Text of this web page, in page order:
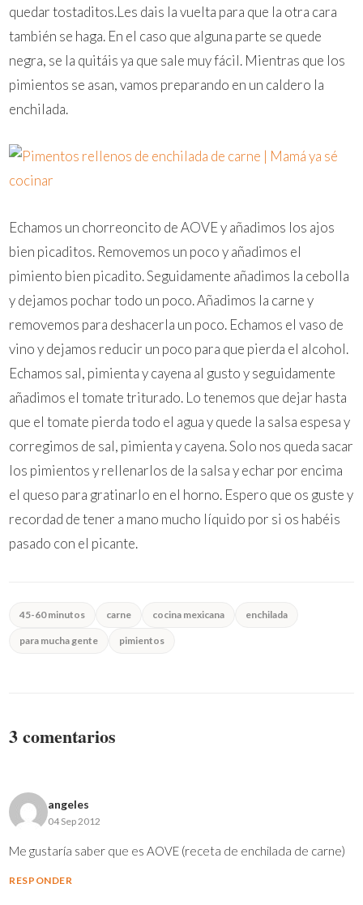
quedar tostaditos.Les dais la vuelta para que la otra cara
también se haga. En el caso que alguna parte se quede
negra, se la quitáis ya que sale muy fácil. Mientras que los
pimientos se asan, vamos preparando en un caldero la
enchilada.
Echamos un chorreoncito de AOVE y añadimos los ajos
bien picaditos. Removemos un poco y añadimos el
pimiento bien picadito. Seguidamente añadimos la cebolla
y dejamos pochar todo un poco. Añadimos la carne y
removemos para deshacerla un poco. Echamos el vaso de
vino y dejamos reducir un poco para que pierda el alcohol.
Echamos sal, pimienta y cayena al gusto y seguidamente
añadimos el tomate triturado. Lo tenemos que dejar hasta
que el tomate pierda todo el agua y quede la salsa espesa y
corregimos de sal, pimienta y cayena. Solo nos queda sacar
los pimientos y rellenarlos de la salsa y echar por encima
el queso para gratinarlo en el horno. Espero que os guste y
recordad de tener a mano mucho líquido por si os habéis
pasado con el picante.
45-60 minutos carne cocina mexicana enchilada
para mucha gente pimientos
3 comentarios
angeles
04 Sep 2012
Me gustaría saber que es AOVE (receta de enchilada de carne)
RESPONDER